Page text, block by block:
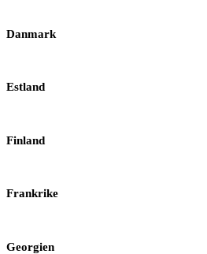
Danmark
Estland
Finland
Frankrike
Georgien